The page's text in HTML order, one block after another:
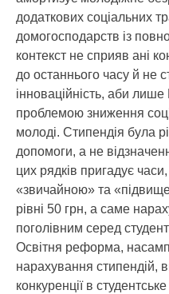
додаткових соціальних
домогосподарств із
контекст не сприяв ані
до останнього часу й не
інноваційність, аби
проблемою зниження
молоді. Стипендія була
допомоги, а не
цих рядків пригадує
«звичайною» та
рівні 50 грн, а саме
поголівним серед
Освітня реформа,
нарахування стипендій,
конкуренції в